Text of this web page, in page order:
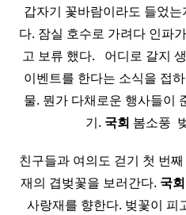
갑자기 꽃바람이라도 들었
다. 잠실 호수로 가려다 인파
고 보류 했다. ​ ​ 어디로 갈지
이벤트를 한다는 소식을 접
물. 뭔가 다채로운 행사들이
기. 국회 봄소풍
친구들과 여의도 걷기 첫 번
재의 겹벚꽃을 보러간다. 국회
사랑재를 향한다. 벚꽃이 피